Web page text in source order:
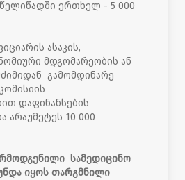
ერთხელ - 5 000
ასაკის,
მდგომარეობის ან
გამომდინარე
დაფინანსების
არაუმეტეს 10 000
სამედიცინო
იყოს თარგმნილი